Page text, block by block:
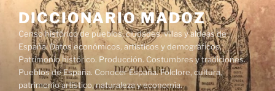
contenido
DICCIONARIO MADOZ
Censo histórico de pueblos, ciudades, villas y aldeas de
España. Datos económicos, artísticos y demográficos.
Patrimonio histórico. Producción. Costumbres y tradiciones.
Pueblos de España. Conocer España. Folclore, cultura,
patrimonio artístico, naturaleza y economía.